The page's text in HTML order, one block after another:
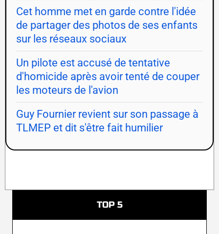
Cet homme met en garde contre l'idée
de partager des photos de ses enfants
sur les réseaux sociaux
Un pilote est accusé de tentative
d'homicide après avoir tenté de couper
les moteurs de l'avion
Guy Fournier revient sur son passage à
TLMEP et dit s'être fait humilier
TOP 5